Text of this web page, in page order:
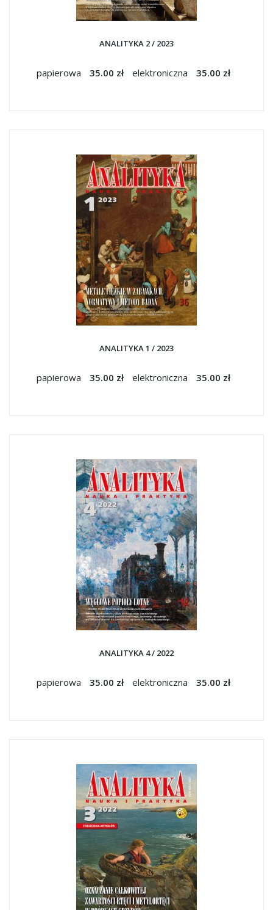
ANALITYKA 2 / 2023
papierowa 35.00 zł elektroniczna 35.00 zł
ANALITYKA 1 / 2023
papierowa 35.00 zł elektroniczna 35.00 zł
ANALITYKA 4 / 2022
papierowa 35.00 zł elektroniczna 35.00 zł